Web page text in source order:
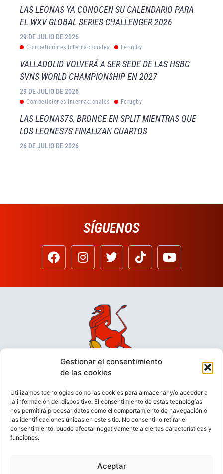
Gestionar el consentimiento
de las cookies
Utilizamos tecnologías como las cookies para almacenar y/o acceder a
la información del dispositivo. El consentimiento de estas tecnologías
nos permitirá procesar datos como el comportamiento de navegación o
las identificaciones únicas en este sitio. No consentir o retirar el
consentimiento, puede afectar negativamente a ciertas características y
funciones.
Aceptar
LAS LEONAS YA CONOCEN SU CALENDARIO PARA
EL WXV GLOBAL SERIES CHALLENGER 2026
29 DE JULIO DE 2026
Competiciones Internacionales Ferugby
VALLADOLID VOLVERÁ A SER SEDE DE LAS HSBC
SVNS WORLD CHAMPIONSHIP EN 2027
29 DE JULIO DE 2026
Competiciones Internacionales Ferugby
LAS LEONAS7S, BRONCE EN SPLIT MIENTRAS QUE
LOS LEONES7S FINALIZAN CUARTOS
26 DE JULIO DE 2026
SÍGUENOS
VIDEOCONFERENCIAS
POLÍTICA DE PRIVACIDAD